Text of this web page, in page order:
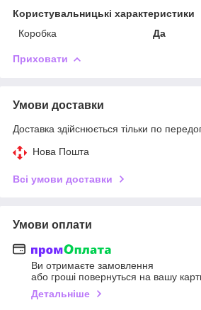
Користувальницькі характеристики
Коробка
Да
Приховати
Умови доставки
Доставка здійснюється тільки по
Нова Пошта
Всі умови доставки
Умови оплати
Ви отримаєте замовлення
або гроші повернуться на вашу
Детальніше